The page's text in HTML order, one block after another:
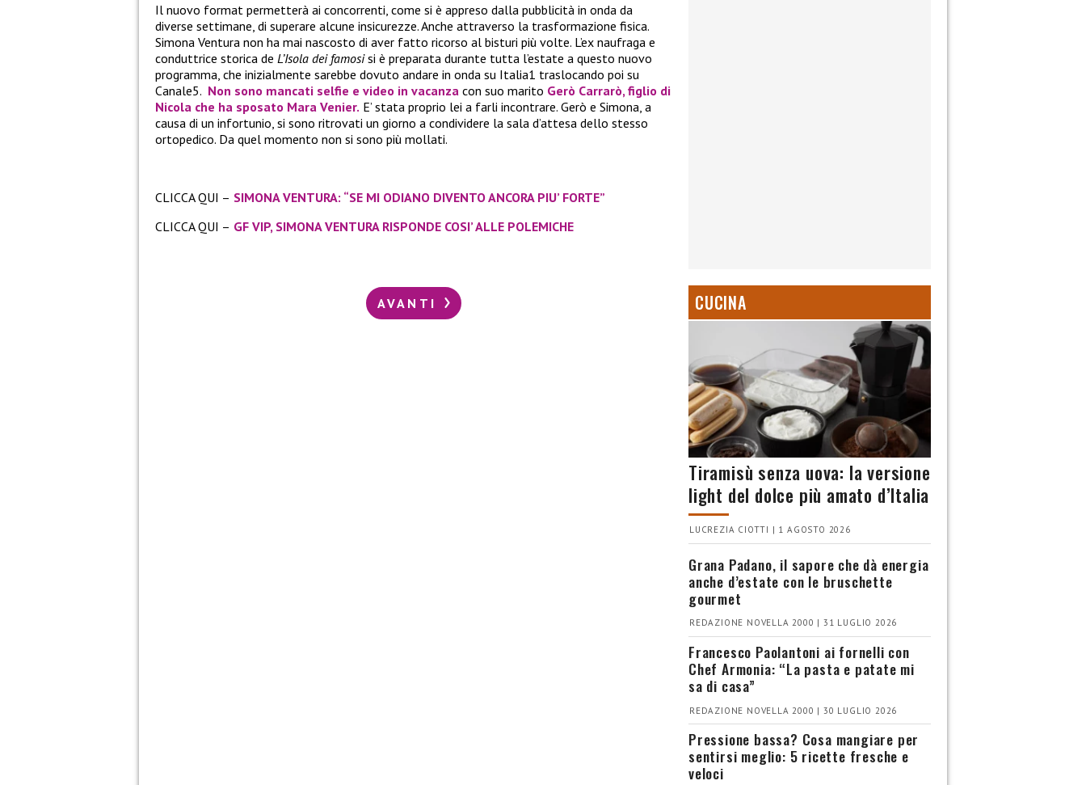
Il nuovo format permetterà ai concorrenti, come si è appreso dalla pubblicità in onda da
diverse settimane, di superare alcune insicurezze. Anche attraverso la trasformazione fisica.
Simona Ventura non ha mai nascosto di aver fatto ricorso al bisturi più volte. L’ex naufraga e
conduttrice storica de L’Isola dei famosisi è preparata durante tutta l’estate a questo nuovo
programma, che inizialmente sarebbe dovuto andare in onda su Italia1 traslocando poi su
Canale5. Non sono mancati selfie e video in vacanza con suo marito Gerò Carrarò, figlio di
Nicola che ha sposato Mara Venier. E’ stata proprio lei a farli incontrare. Gerò e Simona, a
causa di un infortunio, si sono ritrovati un giorno a condividere la sala d’attesa dello stesso
ortopedico. Da quel momento non si sono più mollati.
CLICCA QUI – SIMONA VENTURA: “SE MI ODIANO DIVENTO ANCORA PIU’ FORTE”
CLICCA QUI – GF VIP, SIMONA VENTURA RISPONDE COSI’ ALLE POLEMICHE
AVANTI CUCINA
Tiramisù senza uova: la versione
light del dolce più amato d’Italia
LUCREZIA CIOTTI | 1 AGOSTO 2026
Grana Padano, il sapore che dà energia
anche d’estate con le bruschette
gourmet
REDAZIONE NOVELLA 2000 | 31 LUGLIO 2026
Francesco Paolantoni ai fornelli con
Chef Armonia: “La pasta e patate mi
sa di casa”
REDAZIONE NOVELLA 2000 | 30 LUGLIO 2026
Pressione bassa? Cosa mangiare per
sentirsi meglio: 5 ricette fresche e
veloci